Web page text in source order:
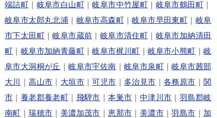
端詰町
岐阜市白山町 ｜岐阜市中竹屋町 岐阜市鶴田町
岐阜市太郎丸北浦
岐阜市高森町 ｜岐阜市早田東町
岐阜
市下太田町
｜岐阜市蔵前 岐阜市清住町
岐阜市加納清田
町
岐阜市加納青藤町 ｜岐阜市梶川町 ｜岐阜市小熊町 ｜岐
阜市大洞桐が丘
｜岐阜市宇佐南 ｜岐阜市泉町 ｜岐阜市茜部
大川
高山市 大垣市 可児市 多治見市 ｜各務原市
関
市
養老郡養老町 飛騨市 ｜本巣市 中津川市
羽島郡岐
南町
｜瑞穂市 美濃加茂市 ｜恵那市 美濃市 ｜羽島市
加